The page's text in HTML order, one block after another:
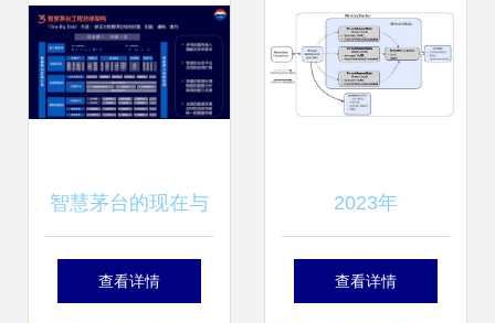
智慧茅台的现在与
未来 对话贵州茅台
查看详情
2023年
NeBulAnGraph技
查看详情